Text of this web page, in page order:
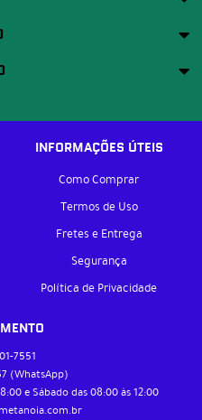
INFORMAÇÕES ÚTEIS
Como Comprar
Termos de Uso
Fretes e Entrega
Segurança
Política de Privacidade
7551
(WhatsApp)
e Sábado das 08:00 às 12:00